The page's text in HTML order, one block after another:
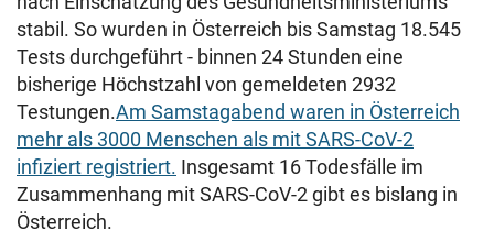
stabil. So wurden in Österreich bis Samstag 18.545
Tests durchgeführt - binnen 24 Stunden eine
bisherige Höchstzahl von gemeldeten 2932
Testungen.Am Samstagabend waren in Österreich
mehr als 3000 Menschen als mit SARS-CoV-2
infiziert registriert. Insgesamt 16 Todesfälle im
Zusammenhang mit SARS-CoV-2 gibt es bislang in
Österreich.